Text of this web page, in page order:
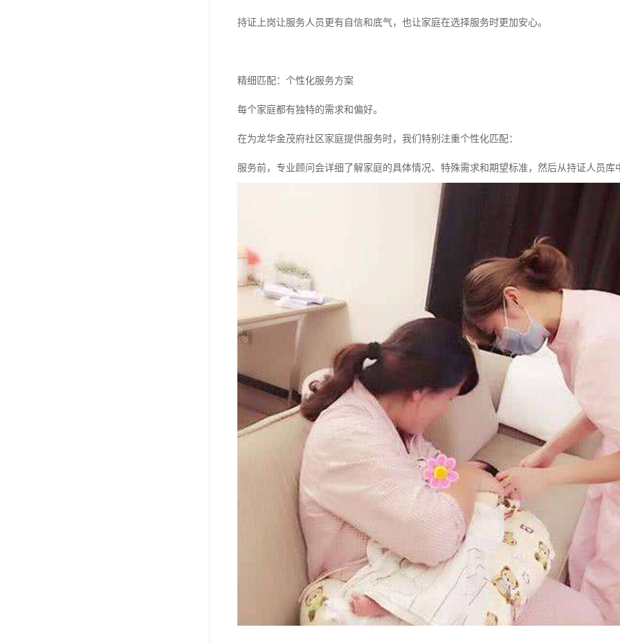
持证上岗让服务人员更有自信和底气，也让家庭在选择服务时更加安心。
精细匹配：个性化服务方案
每个家庭都有独特的需求和偏好。
在为龙华金茂府社区家庭提供服务时，我们特别注重个性化匹配：
服务前，专业顾问会详细了解家庭的具体情况、特殊需求和期望标准，然后从持证人员库